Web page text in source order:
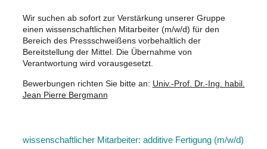
Wir suchen ab sofort zur Verstärkung unserer Gruppe
einen wissenschaftlichen Mitarbeiter (m/w/d) für den
Bereich des Pressschweißens vorbehaltlich der
Bereitstellung der Mittel. Die Übernahme von
Verantwortung wird vorausgesetzt.
Bewerbungen richten Sie bitte an: Univ.-Prof. Dr.-Ing. habil.
Jean Pierre Bergmann
wissenschaftlicher Mitarbeiter: additive Fertigung (m/w/d)